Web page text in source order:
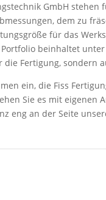
GmbH
dem zu
für das
beinhaltet
Fertigung, sondern
ein, die Fiss
Sie es mit
eng an der Seite